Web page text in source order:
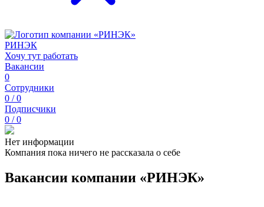
РИНЭК
Хочу тут работать
Вакансии
0
Сотрудники
0 / 0
Подписчики
0 / 0
Нет информации
Компания пока ничего не рассказала о себе
Вакансии компании «РИНЭК»